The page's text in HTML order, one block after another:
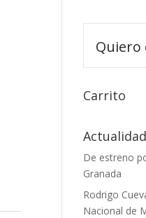
Carrito
Actualidad
De estreno
Granada
Rodrigo
Nacional de